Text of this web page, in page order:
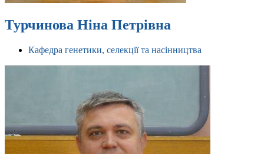
Турчинова Ніна Петрівна
Кафедра генетики, селекції та насінництва